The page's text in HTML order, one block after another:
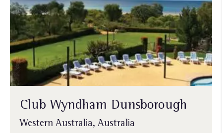
Club Wyndham Dunsborough
Western Australia, Australia